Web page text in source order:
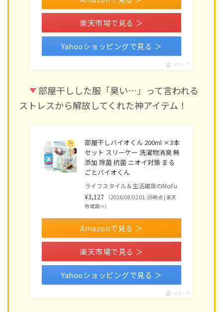
楽天市場で見る ＞
Yahooショッピングで見る ＞
ポチップ
部屋干しした服「臭い…」って言われる
ストレスから解放してくれた神アイテム！
部屋干しバイオくん 200ml ×3本
セット スリーケー 洗濯物消臭 無
添加 除菌 抗菌 ニオイ対策 まる
ごとバイオくん
ライフスタイル＆生活雑貨のMoFu
¥3,127
（2026/08/02 01:39時点 | 楽天
市場調べ）
Amazonで見る ＞
楽天市場で見る ＞
Yahooショッピングで見る ＞
ポチップ